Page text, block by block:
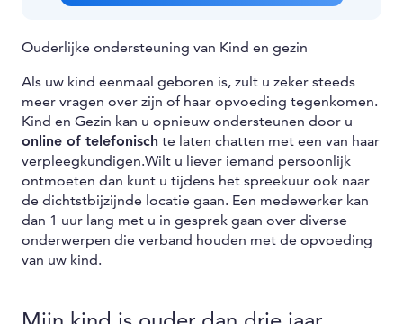
Ouderlijke ondersteuning van Kind en gezin
Als uw kind eenmaal geboren is, zult u zeker steeds
meer vragen over zijn of haar opvoeding tegenkomen.
Kind en Gezin kan u opnieuw ondersteunen door u
online of telefonisch te laten chatten met een van haar
verpleegkundigen.Wilt u liever iemand persoonlijk
ontmoeten dan kunt u tijdens het spreekuur ook naar
de dichtstbijzijnde locatie gaan. Een medewerker kan
dan 1 uur lang met u in gesprek gaan over diverse
onderwerpen die verband houden met de opvoeding
van uw kind.